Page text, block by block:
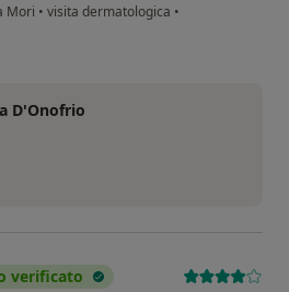
Mori • visita dermatologica •
Ricciotti
D'Onofrio
verificato